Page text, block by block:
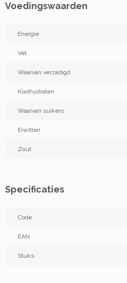
Voedingswaarden
Energie
Vet
Waarvan verzadigd
Koolhydraten
Waarvan suikers
Eiwitten
Zout
Specificaties
Code
EAN
Stuks